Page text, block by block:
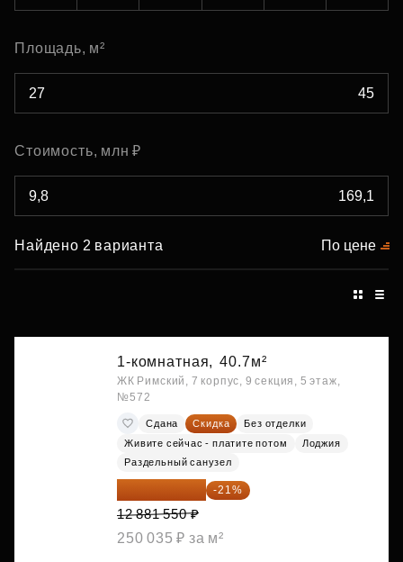
Площадь, м²
Стоимость, млн ₽
Найдено 2 варианта По цене
1-комнатная, 40.7м²
ЖК Римский, 7 корпус, 9 секция, 5 этаж,
№572
Сдана Скидка
Без отделки
Живите сейчас - платите потом
Лоджия
Раздельный санузел
10 176 425 ₽ -21%
12 881 550 ₽
250 035 ₽ за м²